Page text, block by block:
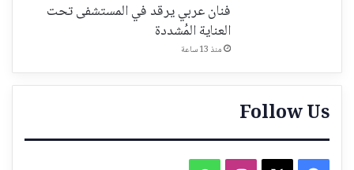
فنان عربي يرقد في المستشفى تحت
العناية المُشددة
منذ 13 ساعة
Follow Us